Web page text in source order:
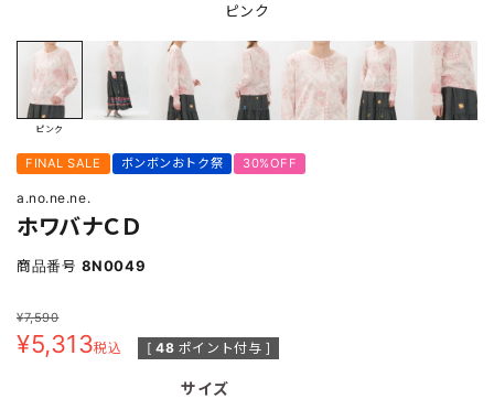
ピンク
ピンク
FINAL SALE ボンボンおトク祭 30%OFF
a.no.ne.ne.
ホワバナＣＤ
商品番号 8N0049
¥7,590
¥5,313税込 [ 48 ポイント付与 ]
サイズ